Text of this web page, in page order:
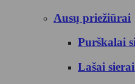
Ausų priežiūrai
Purškalai
Lašai